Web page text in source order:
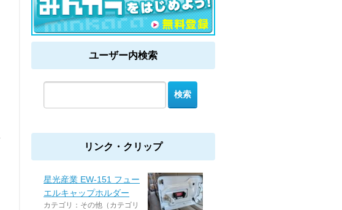
ユーザー内検索
リンク・クリップ
星光産業 EW-151 フュー
エルキャップホルダー
カテゴリ：その他（カテゴリ